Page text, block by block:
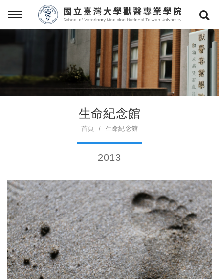
生命紀念館
首頁 生命紀念館
2013